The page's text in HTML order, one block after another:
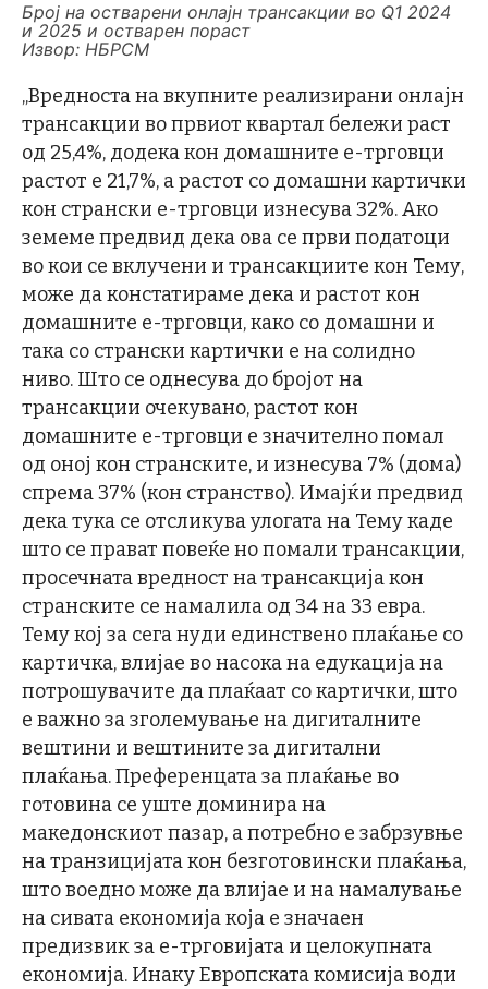
Број на остварени онлајн трансакции во Q1 2024
и 2025 и остварен пораст
Извор: НБРСМ
„Вредноста на вкупните реализирани онлајн
трансакции во првиот квартал бележи раст
од 25,4%, додека кон домашните е-трговци
растот е 21,7%, а растот со домашни картички
кон странски е-трговци изнесува 32%. Ако
земеме предвид дека ова се први податоци
во кои се вклучени и трансакциите кон Тему,
може да констатираме дека и растот кон
домашните е-трговци, како со домашни и
така со странски картички е на солидно
ниво. Што се однесува до бројот на
трансакции очекувано, растот кон
домашните е-трговци е значително помал
од оној кон странските, и изнесува 7% (дома)
спрема 37% (кон странство). Имајќи предвид
дека тука се отсликува улогата на Тему каде
што се прават повеќе но помали трансакции,
просечната вредност на трансакција кон
странските се намалила од 34 на 33 евра.
Тему кој за сега нуди единствено плаќање со
картичка, влијае во насока на едукација на
потрошувачите да плаќаат со картички, што
е важно за зголемување на дигиталните
вештини и вештините за дигитални
плаќања. Преференцата за плаќање во
готовина се уште доминира на
македонскиот пазар, а потребно е забрзувње
на транзицијата кон безготовински плаќања,
што воедно може да влијае и на намалување
на сивата економија која е значаен
предизвик за е-трговијата и целокупната
економија. Инаку Европската комисија води